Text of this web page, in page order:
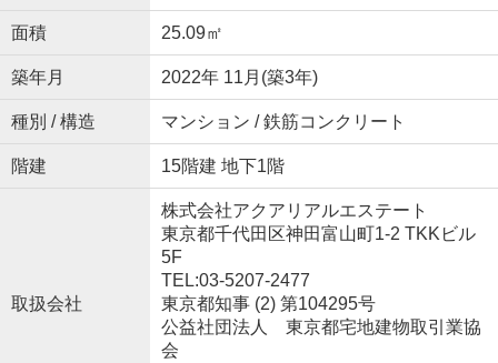
面積 25.09㎡
築年月 2022年 11月(築3年)
種別 / 構造 マンション / 鉄筋コンクリート
階建 15階建 地下1階
取扱会社
株式会社アクアリアルエステート
東京都千代田区神田富山町1-2 TKKビル
5F
TEL:03-5207-2477
東京都知事 (2) 第104295号
公益社団法人 東京都宅地建物取引業協
会